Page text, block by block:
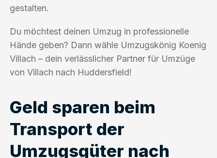
gestalten.
Du möchtest deinen Umzug in professionelle
Hände geben? Dann wähle Umzugskönig Koenig
Villach – dein verlässlicher Partner für Umzüge
von Villach nach Huddersfield!
Geld sparen beim
Transport der
Umzugsgüter nach